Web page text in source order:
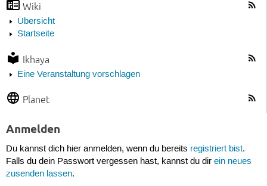
Wiki
Übersicht
Startseite
Ikhaya
Eine Veranstaltung vorschlagen
Planet
Anmelden
Du kannst dich hier anmelden, wenn du bereits registriert bist.
Falls du dein Passwort vergessen hast, kannst du dir ein neues
zusenden lassen.